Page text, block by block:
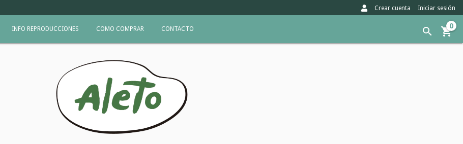
Crear cuenta Iniciar sesión
INFO REPRODUCCIONES COMO COMPRAR CONTACTO 0